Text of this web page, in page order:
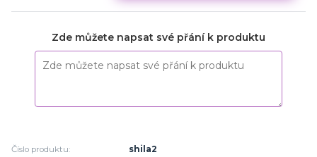
Zde můžete napsat své přání k produktu
Číslo produktu:
shila2